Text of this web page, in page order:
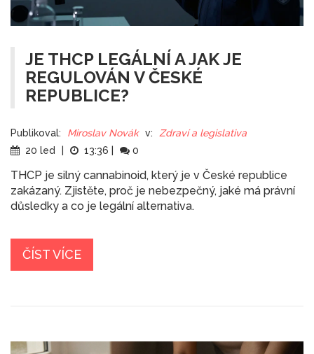
JE THCP LEGÁLNÍ A JAK JE
REGULOVÁN V ČESKÉ
REPUBLICE?
Publikoval: Miroslav Novák v:
Zdraví a legislativa
20 led
13:36 0
THCP je silný cannabinoid, který je v České republice
zakázaný. Zjistěte, proč je nebezpečný, jaké má právní
důsledky a co je legální alternativa.
ČÍST VÍCE